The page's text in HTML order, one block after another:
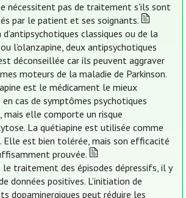
nécessitent pas de traitement s'ils sont
par le patient et ses soignants.
d’antipsychotiques classiques ou de la
l’olanzapine, deux antipsychotiques
déconseillée car ils peuvent aggraver
moteurs de la maladie de Parkinson.
est le médicament le mieux
cas de symptômes psychotiques
mais elle comporte un risque
La quétiapine est utilisée comme
Elle est bien tolérée, mais son efficacité
prouvée.
le traitement des épisodes dépressifs, il y
données positives. L’initiation de
dopaminergiques peut réduire les